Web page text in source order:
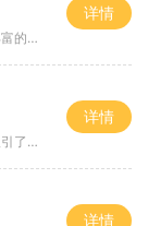
传奇游戏的魅力不仅在于其精美的画面和丰富的剧情，更在于其独特的玩法。玩家可以选择不同的职业，如战士、法师和道士，每个职业都有独特的技能和特点。游戏的初期，玩家通过击杀怪物获取经验，提升角色等级，进而解锁更高级的技能和装备。随着等级的提高，玩
详情
传奇游戏自诞生以来，便以其独特的魅力吸引了无数玩家。游戏中的三大职业——战士、法师和道士，各具特色，形成了相互制约的平衡关系。这种职业间的互动，促使玩家在团队合作中寻找最佳策略。尤其是在传奇世界手游超级变态发布网中，职业平衡被进一步优化，玩
详情
详情